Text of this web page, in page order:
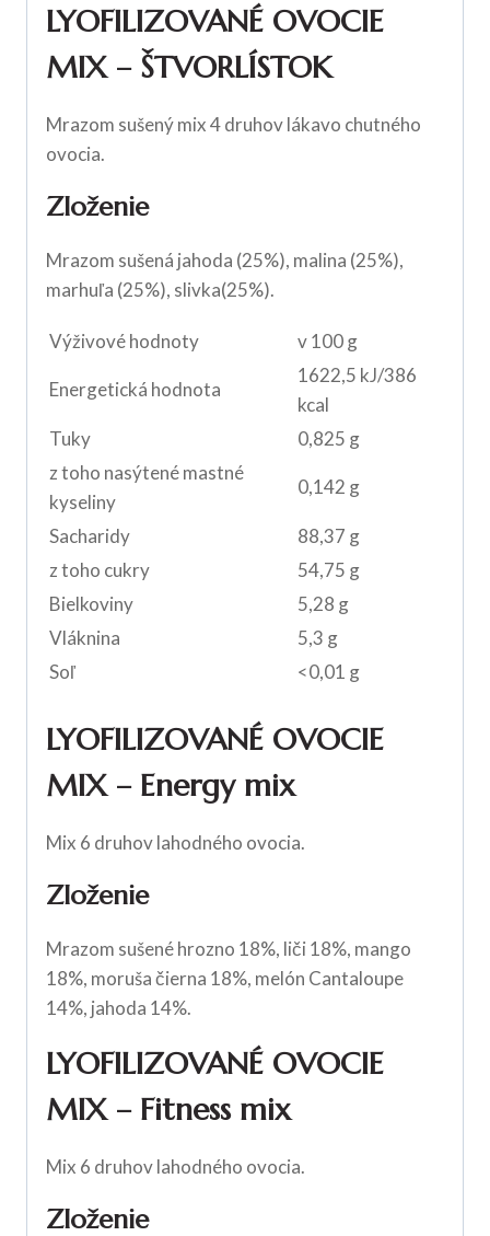
LYOFILIZOVANÉ OVOCIE
MIX – ŠTVORLÍSTOK
Mrazom sušený mix 4 druhov lákavo chutného
ovocia.
Zloženie
Mrazom sušená jahoda (25%), malina (25%),
marhuľa (25%), slivka(25%).
Výživové hodnoty v 100 g
Energetická hodnota
1622,5 kJ/386
kcal
Tuky
0,825 g
z toho nasýtené mastné
kyseliny
0,142 g
Sacharidy
88,37 g
z toho cukry
54,75 g
Bielkoviny
5,28 g
Vláknina
5,3 g
Soľ
<0,01 g
LYOFILIZOVANÉ OVOCIE
MIX – Energy mix
Mix 6 druhov lahodného ovocia.
Zloženie
Mrazom sušené hrozno 18%, liči 18%, mango
18%, moruša čierna 18%, melón Cantaloupe
14%, jahoda 14%.
LYOFILIZOVANÉ OVOCIE
MIX – Fitness mix
Mix 6 druhov lahodného ovocia.
Zloženie